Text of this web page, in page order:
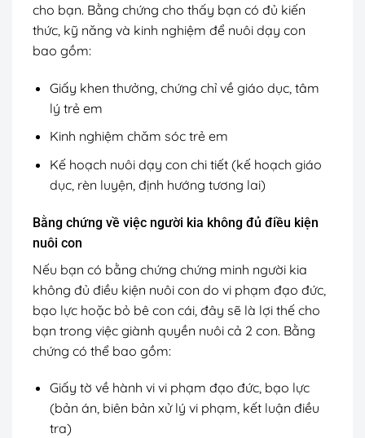
cho bạn. Bằng chứng cho thấy bạn có đủ kiến
thức, kỹ năng và kinh nghiệm để nuôi dạy con
bao gồm:
Giấy khen thưởng, chứng chỉ về giáo dục, tâm
lý trẻ em
Kinh nghiệm chăm sóc trẻ em
Kế hoạch nuôi dạy con chi tiết (kế hoạch giáo
dục, rèn luyện, định hướng tương lai)
Bằng chứng về việc người kia không đủ điều kiện
nuôi con
Nếu bạn có bằng chứng chứng minh người kia
không đủ điều kiện nuôi con do vi phạm đạo đức,
bạo lực hoặc bỏ bê con cái, đây sẽ là lợi thế cho
bạn trong việc giành quyền nuôi cả 2 con. Bằng
chứng có thể bao gồm:
Giấy tờ về hành vi vi phạm đạo đức, bạo lực
(bản án, biên bản xử lý vi phạm, kết luận điều
tra)